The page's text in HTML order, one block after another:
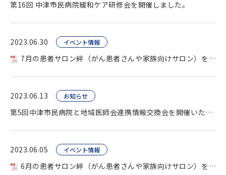
第16回 中津市民病院緩和ケア研修会を開催しました。
2023.06.30 イベント情報
7月の患者サロン絆（がん患者さんや家族向けサロン）を開催します。
2023.06.13 お知らせ
第5回中津市民病院と地域医師会連携情報交換会を開催いたしました。
2023.06.05 イベント情報
6月の患者サロン絆（がん患者さんや家族向けサロン）を開催します。